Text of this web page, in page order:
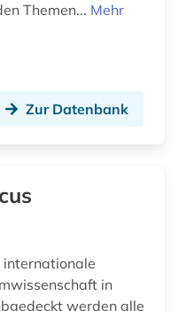
Themen... Mehr
Zur Datenbank
internationale
werden alle